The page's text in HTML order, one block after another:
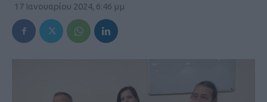
17 Ιανουαρίου 2024, 6:46 μμ